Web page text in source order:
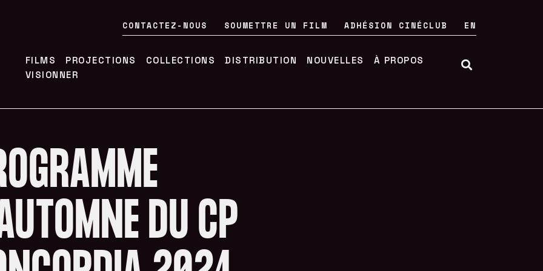
CONTACTEZ-NOUS SOUMETTRE UN FILM ADHÉSION CINÉCLUB EN
FILMS PROJECTIONS COLLECTIONS DISTRIBUTION NOUVELLES
À PROPOS
VISIONNER
DU CP